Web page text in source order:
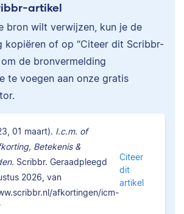
artikel
bron wilt verwijzen, kun je de
kopiëren of op “Citeer dit Scribbr-
de bronvermelding
te voegen aan onze gratis
01 maart). I.c.m. of
Betekenis &
Scribbr. Geraadpleegd
2026, van
afkortingen/icm-
Citeer
dit
artikel